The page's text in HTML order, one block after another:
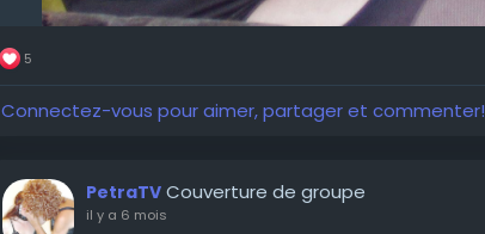
5
Connectez-vous pour aimer, partager et commenter!
PetraTV Couverture de groupe
il y a 6 mois